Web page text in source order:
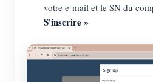
votre e-mail et le SN du
S'inscrire »